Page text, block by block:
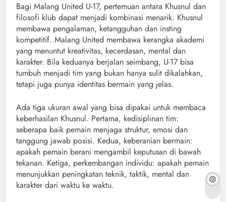
Bagi Malang United U-17, pertemuan antara Khusnul dan
filosofi klub dapat menjadi kombinasi menarik. Khusnul
membawa pengalaman, ketangguhan dan insting
kompetitif. Malang United membawa kerangka akademi
yang menuntut kreativitas, kecerdasan, mental dan
karakter. Bila keduanya berjalan seimbang, U-17 bisa
tumbuh menjadi tim yang bukan hanya sulit dikalahkan,
tetapi juga punya identitas bermain yang jelas.
Ada tiga ukuran awal yang bisa dipakai untuk membaca
keberhasilan Khusnul. Pertama, kedisiplinan tim:
seberapa baik pemain menjaga struktur, emosi dan
tanggung jawab posisi. Kedua, keberanian bermain:
apakah pemain berani mengambil keputusan di bawah
tekanan. Ketiga, perkembangan individu: apakah pemain
menunjukkan peningkatan teknik, taktik, mental dan
karakter dari waktu ke waktu.